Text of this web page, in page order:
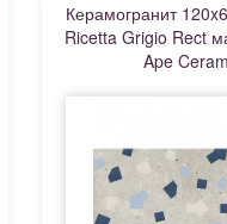
Керамогранит
Ricetta Grigio Rect
Ape